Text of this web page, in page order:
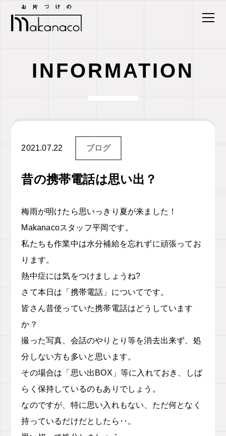
INFORMATION
2021.07.22 ブログ
昔の携帯電話は思い出？
梅雨が明けたら思いっきり夏が来ました！
Makanacoスタッフ平岡です。
私たちも作業中は水分補給を忘れずに頑張ってお
ります。
熱中症には気をつけましょうね?
さて本日は「携帯電話」についてです。
皆さん昔使っていた携帯電話はどうしています
か？
撮った写真、会話のやりとり等を消去出来ず、処
分しない方も多いと思います。
その場合は「思い出BOX」等に入れておき、しば
らく保持しているのもありでしょう。
なのですが、特に思い入れもない、ただ何となく
持っているだけだとしたら‥。